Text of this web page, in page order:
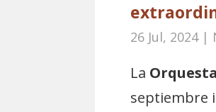
26 Jul, 2024|
La
septiembre